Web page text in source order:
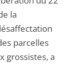
la
parcelles
grossistes, a